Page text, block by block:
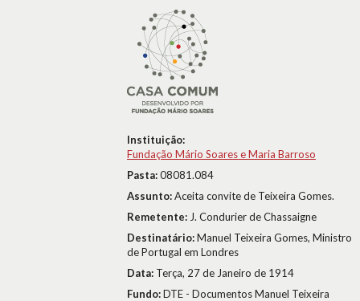
Instituição:
Fundação Mário Soares e Maria Barroso
Pasta:08081.084
Assunto:Aceita convite de Teixeira Gomes.
Remetente: J. Condurier de Chassaigne
Destinatário:Manuel Teixeira Gomes, Ministro
de Portugal em Londres
Data: Terça, 27 de Janeiro de 1914
Fundo:DTE - Documentos Manuel Teixeira